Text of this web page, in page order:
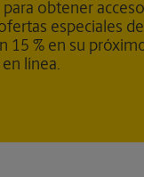
para obtener
especiales
15 % en su
línea.